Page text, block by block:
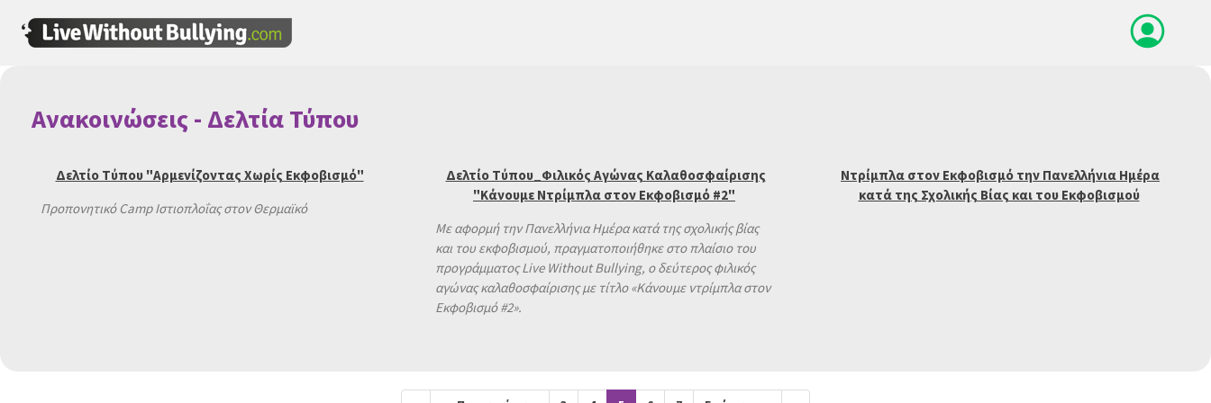
Ανακοινώσεις - Δελτία Τύπου
Δελτίο Τύπου "Αρμενίζοντας Χωρίς Εκφοβισμό"
Προπονητικό Camp Ιστιοπλοΐας στον Θερμαϊκό
Δελτίο Τύπου_Φιλικός Αγώνας Καλαθοσφαίρισης
"Κάνουμε Ντρίμπλα στον Εκφοβισμό #2"
Με αφορμή την Πανελλήνια Ημέρα κατά της σχολικής βίας
και του εκφοβισμού, πραγματοποιήθηκε στο πλαίσιο του
προγράμματος Live Without Bullying, ο δεύτερος φιλικός
αγώνας καλαθοσφαίρισης με τίτλο «Κάνουμε ντρίμπλα στον
Εκφοβισμό #2».
Ντρίμπλα στον Εκφοβισμό την Πανελλήνια Ημέρα
κατά της Σχολικής Βίας και του Εκφοβισμού